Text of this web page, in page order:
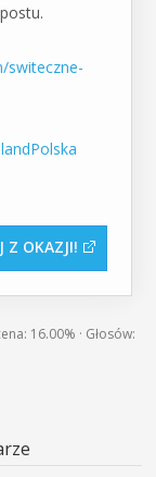
switeczne-
Z OKAZJI
16.00% · Głosów: